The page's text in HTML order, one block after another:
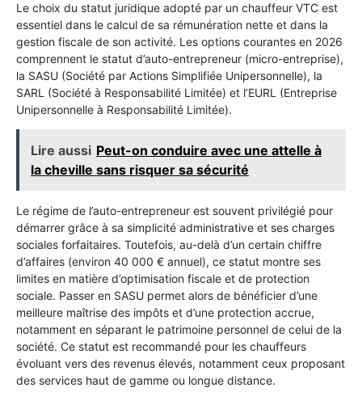
Le choix du statut juridique adopté par un chauffeur VTC est
essentiel dans le calcul de sa rémunération nette et dans la
gestion fiscale de son activité. Les options courantes en 2026
comprennent le statut d’auto-entrepreneur (micro-entreprise),
la SASU (Société par Actions Simplifiée Unipersonnelle), la
SARL (Société à Responsabilité Limitée) et l’EURL (Entreprise
Unipersonnelle à Responsabilité Limitée).
Lire aussi Peut-on conduire avec une attelle à
la cheville sans risquer sa sécurité
Le régime de l’auto-entrepreneur est souvent privilégié pour
démarrer grâce à sa simplicité administrative et ses charges
sociales forfaitaires. Toutefois, au-delà d’un certain chiffre
d’affaires (environ 40 000 € annuel), ce statut montre ses
limites en matière d’optimisation fiscale et de protection
sociale. Passer en SASU permet alors de bénéficier d’une
meilleure maîtrise des impôts et d’une protection accrue,
notamment en séparant le patrimoine personnel de celui de la
société. Ce statut est recommandé pour les chauffeurs
évoluant vers des revenus élevés, notamment ceux proposant
des services haut de gamme ou longue distance.